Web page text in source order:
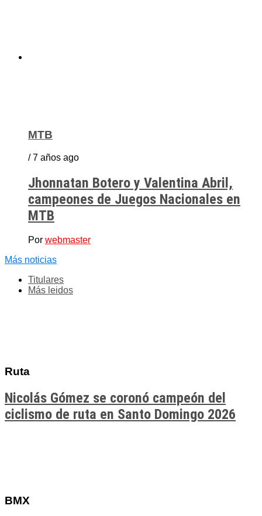
MTB
/ 7 años ago
Jhonnatan Botero y Valentina Abril,
campeones de Juegos Nacionales en
MTB
Por webmaster
Más noticias
Titulares
Más leidos
Ruta
Nicolás Gómez se coronó campeón del
ciclismo de ruta en Santo Domingo 2026
BMX